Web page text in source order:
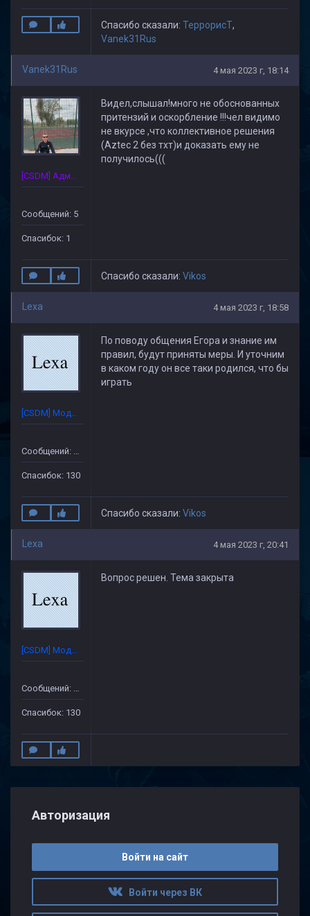
Спасибо сказали: ТеррорисТ,
Vanek31Rus
Vanek31Rus 4 мая 2023 г, 18:14
[CSDM] Администратор
Сообщений: 5
Спасибок: 1
Видел,слышал!много не обоснованных
притензий и оскорбление !!!чел видимо
не вкурсе ,что коллективное решения
(Aztec 2 без тхт)и доказать ему не
получилось(((
Спасибо сказали: Vikos
Lexa 4 мая 2023 г, 18:58
[CSDM] Модератор
Сообщений: 632
Спасибок: 130
По поводу общения Егора и знание им
правил, будут приняты меры. И уточним
в каком году он все таки родился, что бы
играть
Спасибо сказали: Vikos
Lexa 4 мая 2023 г, 20:41
[CSDM] Модератор
Сообщений: 632
Спасибок: 130
Вопрос решен. Тема закрыта
Авторизация
Войти на сайт
Войти через ВК